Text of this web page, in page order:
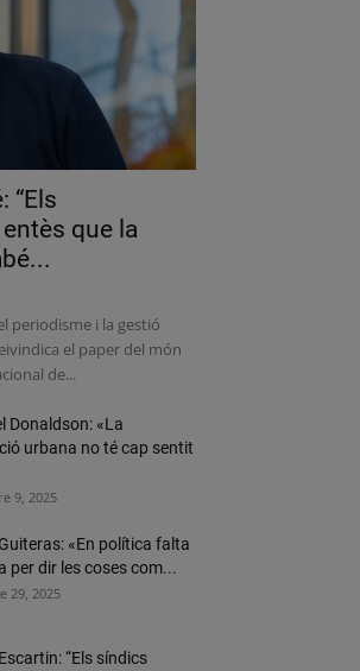
“Els
que la
periodisme i la gestió
el paper del món
de...
Donaldson: «La
urbana no té cap sentit
9, 2025
«En política falta
per dir les coses com...
29, 2025
“Els síndics